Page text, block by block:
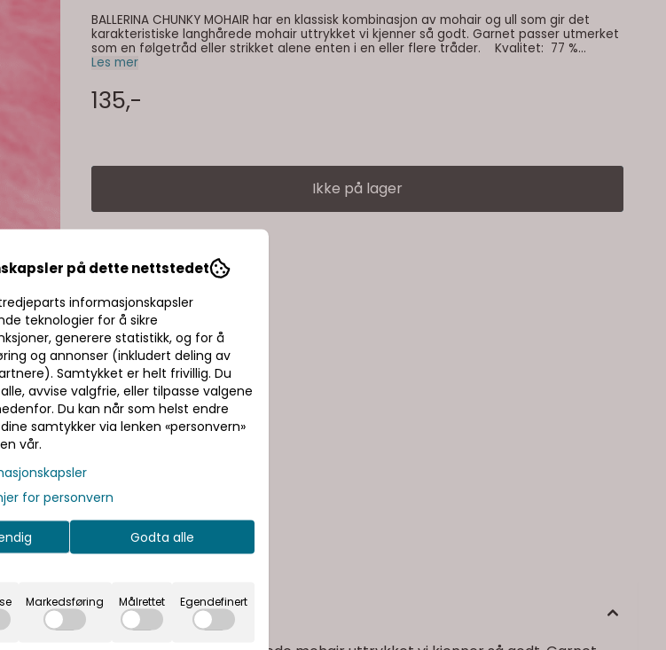
BALLERINA CHUNKY MOHAIR har en klassisk kombinasjon av mohair og ull som gir det
karakteristiske langhårede mohair uttrykket vi kjenner så godt. Garnet passer utmerket
som en følgetråd eller strikket alene enten i en eller flere tråder. Kvalitet: 77 %
mohair, 18 % ull, 5 % polyamid Løpemeter: 135 meter pr. 50 gr. nøste
Les mer
135,-
Ikke på lager
Rask levering
Fast fraktpris
Kvalitetsprodukter
på dette nettstedet
informasjonskapsler
teknologier for å sikre
generere statistikk, og for å
og annonser (inkludert deling av
Samtykket er helt frivillig. Du
avvise valgfrie, eller tilpasse valgene
Du kan når som helst endre
samtykker via lenken «personvern»
vår.
for personvern
Godta alle
Markedsføring Målrettet Egendefinert